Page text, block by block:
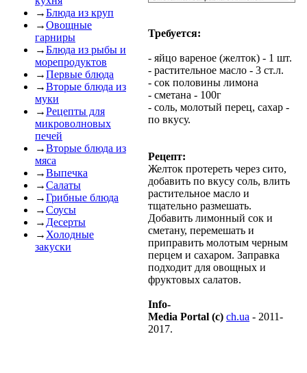
→Блюда из круп
→Овощные
гарниры
→Блюда из рыбы и
морепродуктов
→Первые блюда
→Вторые блюда из
муки
→Рецепты для
микроволновых
печей
→Вторые блюда из
мяса
→Выпечка
→Салаты
→Грибные блюда
→Соусы
→ Десерты
→ Холодные
закуски
Требуется:
- яйцо вареное (желток) - 1 шт.
- растительное масло - 3 ст.л.
- сок половины лимона
- сметана - 100г
- соль, молотый перец, сахар -
по вкусу.
Рецепт:
Желток протереть через сито,
добавить по вкусу соль, влить
растительное масло и
тщательно размешать.
Добавить лимонный сок и
сметану, перемешать и
приправить молотым черным
перцем и сахаром. Заправка
подходит для овощных и
фруктовых салатов.
Info-
Media Portal (c) ch.ua - 2011-
2017.